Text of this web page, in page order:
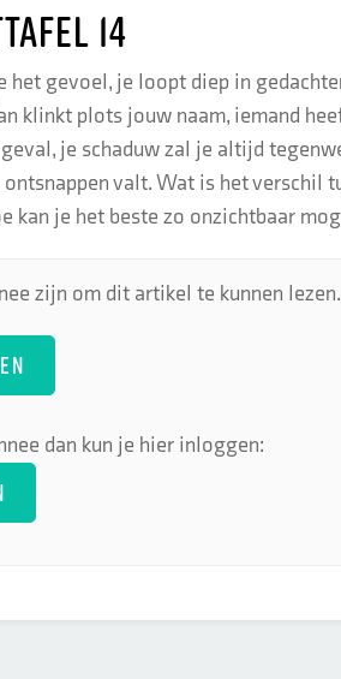
14
het gevoel, je loopt diep in
klinkt plots jouw naam, iemand
je schaduw zal je altijd
valt. Wat is het verschil
kan je het beste zo onzichtbaar
zijn om dit artikel te kunnen
dan kun je hier inloggen: